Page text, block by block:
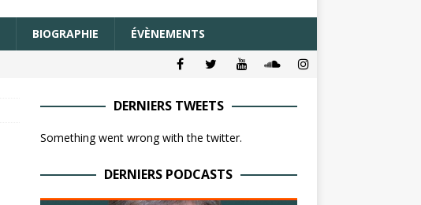
BIOGRAPHIE ÉVÈNEMENTS
DERNIERS TWEETS
Something went wrong with the twitter.
DERNIERS PODCASTS